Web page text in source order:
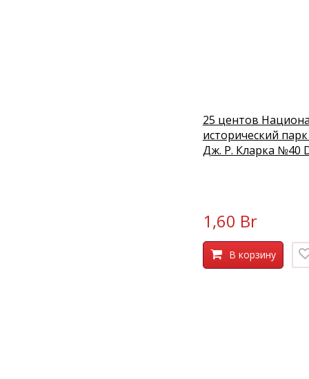
25 центов
исторический
Дж. Р. Кларка №40
1,60 Br
В корзину